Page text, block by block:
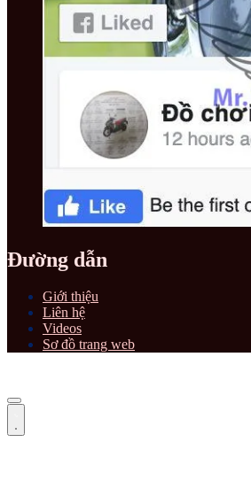
Đường dẫn
Giới thiệu
Liên hệ
Videos
Sơ đồ trang web